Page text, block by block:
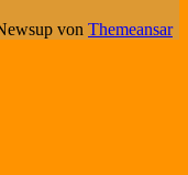
von Themeansar